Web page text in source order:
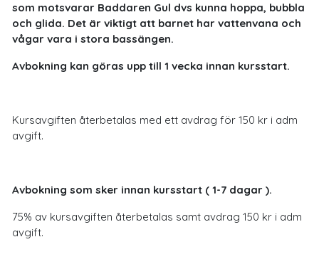
som motsvarar Baddaren Gul dvs kunna hoppa, bubbla
och glida. Det är viktigt att barnet har vattenvana och
vågar vara i stora bassängen.
Avbokning kan göras upp till 1 vecka innan kursstart.
Kursavgiften återbetalas med ett avdrag för 150 kr i adm
avgift.
Avbokning som sker innan kursstart ( 1-7 dagar ).
75% av kursavgiften återbetalas samt avdrag 150 kr i adm
avgift.